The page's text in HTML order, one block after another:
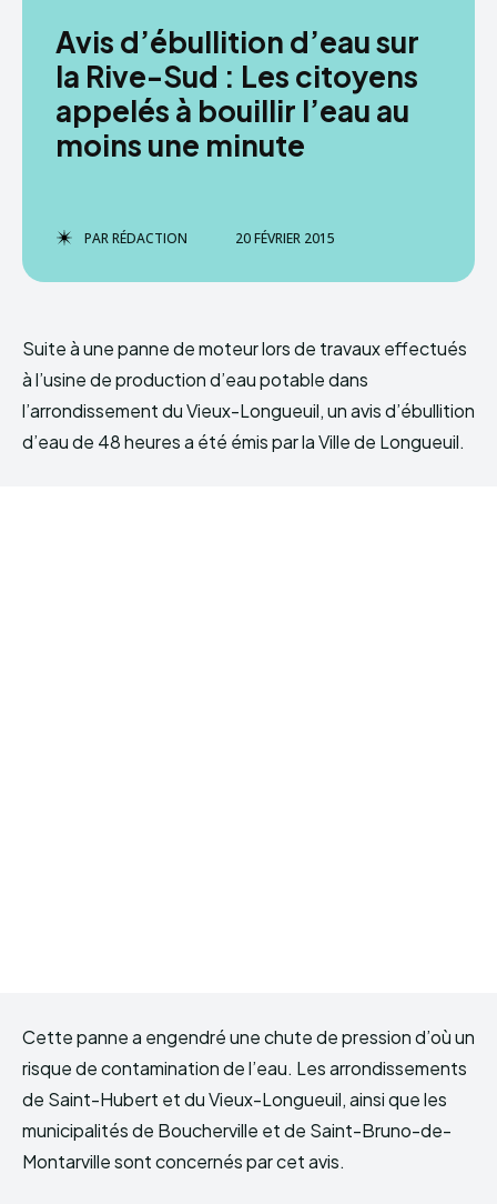
Avis d’ébullition d’eau sur
la Rive-Sud : Les citoyens
appelés à bouillir l’eau au
moins une minute
PARRÉDACTION 20 FÉVRIER 2015
Suite à une panne de moteur lors de travaux effectués
à l’usine de production d’eau potable dans
l’arrondissement du Vieux-Longueuil, un avis d’ébullition
d’eau de 48 heures a été émis par la Ville de Longueuil.
Cette panne a engendré une chute de pression d’où un
risque de contamination de l’eau. Les arrondissements
de Saint-Hubert et du Vieux-Longueuil, ainsi que les
municipalités de Boucherville et de Saint-Bruno-de-
Montarville sont concernés par cet avis.